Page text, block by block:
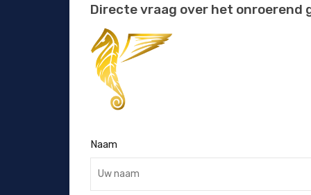
Directe vraag over het onroerend
Naam